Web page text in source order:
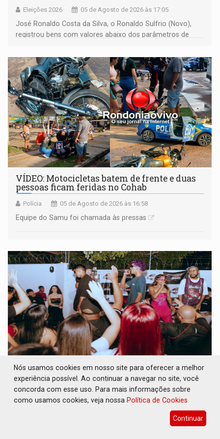
Eleições 2026 05 de Agosto de 2026 às 17:05
José Ronaldo Costa da Silva, o Ronaldo Sulfrio (Novo),
registrou bens com valores abaixo dos parâmetros de
milhões
VÍDEO: Motocicletas batem de frente e duas
pessoas ficam feridas no Cohab
Polícia 05 de Agosto de 2026 às 16:58
Equipe do Samu foi chamada às pressas
BATALHA DO JK: Grande Final do Duelo
Estadual de MC's acontece neste sábado em
Porto Velho
05 de Agosto de 2026 às 15:51
Competição define o representante de Rondônia no Duelo
Nós usamos cookies em nosso site para oferecer a melhor
experiência possível. Ao continuar a navegar no site, você
concorda com esse uso. Para mais informações sobre
como usamos cookies, veja nossa Política de Cookies
Continuar